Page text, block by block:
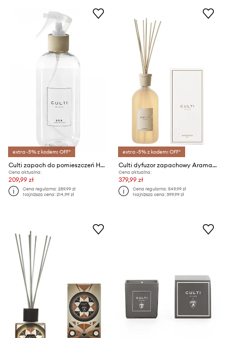
extra -5% z kodem: OFF*
Culti zapach do pomieszczeń Hera 500 ml
Cena aktualna:
209,99 zł
Cena regularna:289,99 zł
Najniższa cena:214,99 zł
extra -5% z kodem: OFF*
Culti dyfuzor zapachowy Aramara 1000 ml
Cena aktualna:
379,99 zł
Cena regularna:549,99 zł
Najniższa cena:399,99 zł